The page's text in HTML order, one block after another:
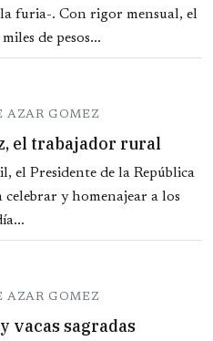
furia-. Con rigor mensual, el
de pesos...
AZAR GOMEZ
el trabajador rural
el Presidente de la República
y homenajear a los
AZAR GOMEZ
vacas sagradas